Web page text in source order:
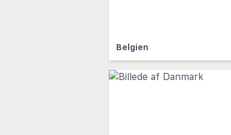
Belgien